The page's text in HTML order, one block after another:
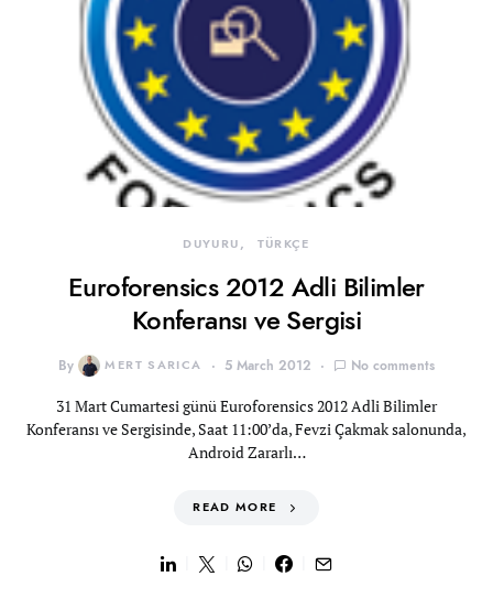
DUYURU TÜRKÇE
Euroforensics 2012 Adli Bilimler
Konferansı ve Sergisi
By MERT SARICA 5 March 2012 No comments
31 Mart Cumartesi günü Euroforensics 2012 Adli Bilimler
Konferansı ve Sergisinde, Saat 11:00’da, Fevzi Çakmak salonunda,
Android Zararlı…
READ MORE